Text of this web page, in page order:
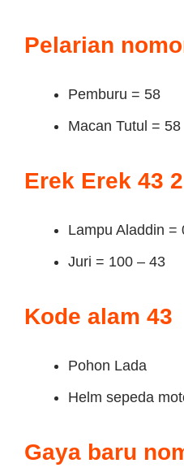
Pelarian
Pemburu = 58
Macan Tutul = 58
Erek Erek 43
Lampu Aladdin =
Juri = 100 – 43
Kode alam 43
Pohon Lada
Helm sepeda
Gaya baru